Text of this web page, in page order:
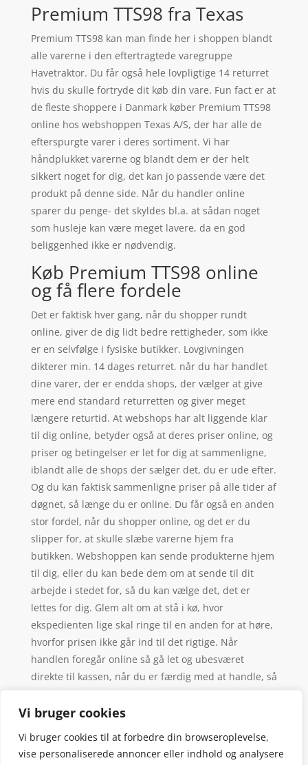
Vi bruger cookies
Vi bruger cookies til at forbedre din browseroplevelse,
vise personaliserede annoncer eller indhold og analysere
Premium TTS98 fra Texas
Premium TTS98 kan man finde her i shoppen blandt
alle varerne i den eftertragtede varegruppe
Havetraktor. Du får også hele lovpligtige 14 returret
hvis du skulle fortryde dit køb din vare. Fun fact er at
de fleste shoppere i Danmark køber Premium TTS98
online hos webshoppen Texas A/S, der har alle de
efterspurgte varer i deres sortiment. Vi har
håndplukket varerne og blandt dem er der helt
sikkert noget for dig, det kan jo passende være det
produkt på denne side. Når du handler online
sparer du penge- det skyldes bl.a. at sådan noget
som husleje kan være meget lavere, da en god
beliggenhed ikke er nødvendig.
Køb Premium TTS98 online
og få flere fordele
Det er faktisk hver gang, når du shopper rundt
online, giver de dig lidt bedre rettigheder, som ikke
er en selvfølge i fysiske butikker. Lovgivningen
dikterer min. 14 dages returret. når du har handlet
dine varer, der er endda shops, der vælger at give
mere end standard returretten og giver meget
længere returtid. At webshops har alt liggende klar
til dig online, betyder også at deres priser online, og
priser og betingelser er let for dig at sammenligne,
iblandt alle de shops der sælger det, du er ude efter.
Og du kan faktisk sammenligne priser på alle tider af
døgnet, så længe du er online. Du får også en anden
stor fordel, når du shopper online, og det er du
slipper for, at skulle slæbe varerne hjem fra
butikken. Webshoppen kan sende produkterne hjem
til dig, eller du kan bede dem om at sende til dit
arbejde i stedet for, så du kan vælge det, det er
lettes for dig. Glem alt om at stå i kø, hvor
ekspedienten lige skal ringe til en anden for at høre,
hvorfor prisen ikke går ind til det rigtige. Når
handlen foregår online så gå let og ubesværet
direkte til kassen, når du er færdig med at handle, så
mennesker i køen.